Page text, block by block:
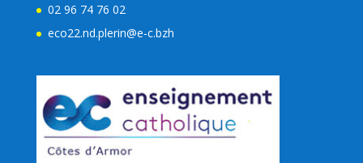
02 96 74 76 02
eco22.nd.plerin@e-c.bzh